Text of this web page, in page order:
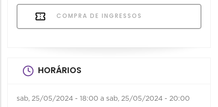
COMPRA DE INGRESSOS
HORÁRIOS
sab, 25/05/2024 - 18:00 a sab, 25/05/2024 - 20:00